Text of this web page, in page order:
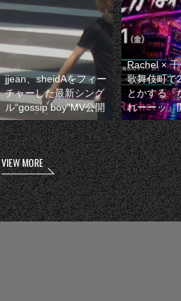
jjean、sheidAをフィー
チャーした最新シング
ル“gossip boy”MV公開
Rachel ×
歌舞伎町で
とかする『
れーーッ』
VIEW MORE